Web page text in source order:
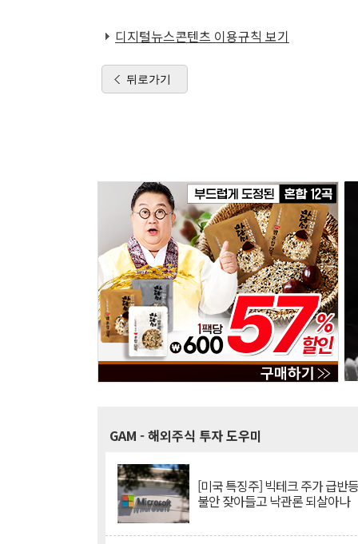
디지털뉴스콘텐츠 이용규칙 보기
뒤로가기
GAM - 해외주식 투자 도우미
[미국 특징주] 빅테크 주가 급반
불안 잦아들고 낙관론 되살아나